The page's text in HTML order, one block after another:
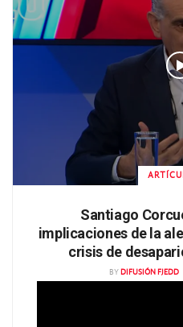
Santiago
implicaciones de la
crisis de
BY DIFUSIÓN FJEDD